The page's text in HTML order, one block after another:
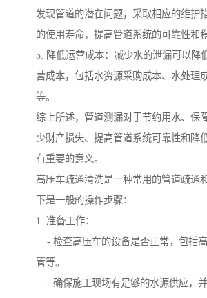
发现管道的潜在问题，采取相应的维护
的使用寿命，提高管道系统的可靠性和
5. 降低运营成本：减少水的泄漏可以降
营成本，包括水资源采购成本、水处理
等。
综上所述，管道测漏对于节约用水、保
少财产损失、提高管道系统可靠性和降
有重要的意义。
高压车疏通清洗是一种常用的管道疏通
下是一般的操作步骤：
1. 准备工作：
- 检查高压车的设备是否正常，包括
管等。
- 确保施工现场有足够的水源供应，